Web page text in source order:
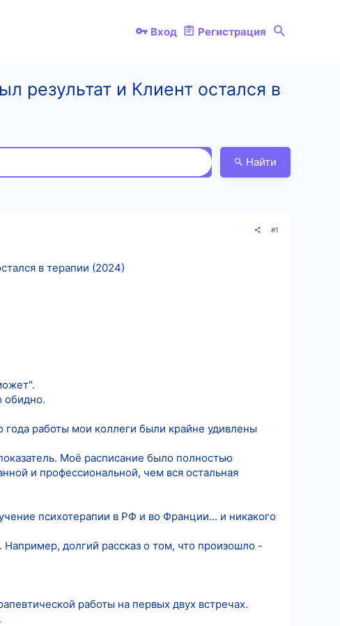
Вход Регистрация
результат и Клиент остался в
Найти
#1
в терапии (2024)
обидно.
года работы мои коллеги были крайне удивлены
Моё расписание было полностью
и профессиональной, чем вся остальная
психотерапии в РФ и во Франции... и никакого
долгий рассказ о том, что произошло -
работы на первых двух встречах.